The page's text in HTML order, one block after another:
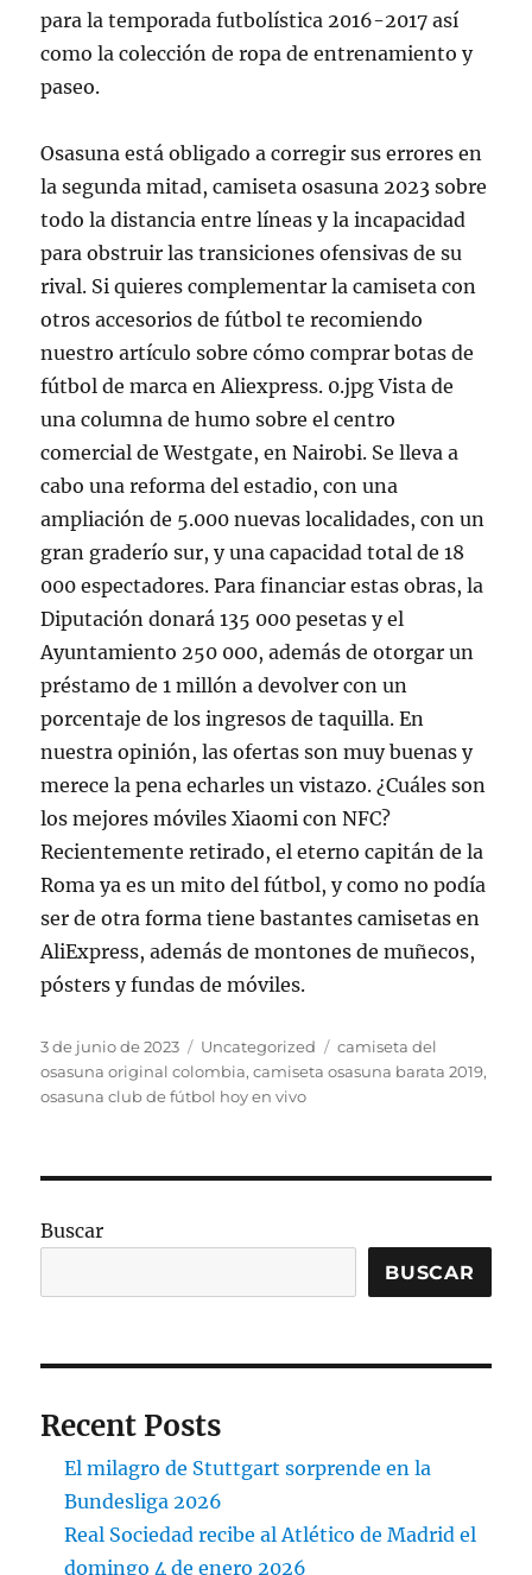
para la temporada futbolística 2016-2017 así
como la colección de ropa de entrenamiento y
paseo.
Osasuna está obligado a corregir sus errores en
la segunda mitad, camiseta osasuna 2023 sobre
todo la distancia entre líneas y la incapacidad
para obstruir las transiciones ofensivas de su
rival. Si quieres complementar la camiseta con
otros accesorios de fútbol te recomiendo
nuestro artículo sobre cómo comprar botas de
fútbol de marca en Aliexpress. 0.jpg Vista de
una columna de humo sobre el centro
comercial de Westgate, en Nairobi. Se lleva a
cabo una reforma del estadio, con una
ampliación de 5.000 nuevas localidades, con un
gran graderío sur, y una capacidad total de 18
000 espectadores. Para financiar estas obras, la
Diputación donará 135 000 pesetas y el
Ayuntamiento 250 000, además de otorgar un
préstamo de 1 millón a devolver con un
porcentaje de los ingresos de taquilla. En
nuestra opinión, las ofertas son muy buenas y
merece la pena echarles un vistazo. ¿Cuáles son
los mejores móviles Xiaomi con NFC?
Recientemente retirado, el eterno capitán de la
Roma ya es un mito del fútbol, y como no podía
ser de otra forma tiene bastantes camisetas en
AliExpress, además de montones de muñecos,
pósters y fundas de móviles.
Publicado
el
3 de junio de 2023 Categorías
Uncategorized Etiquetas
camiseta del
osasuna original colombia,camiseta osasuna barata 2019,
osasuna club de fútbol hoy en vivo
Buscar
BUSCAR
Recent Posts
El milagro de Stuttgart sorprende en la
Bundesliga 2026
Real Sociedad recibe al Atlético de Madrid el
domingo 4 de enero 2026